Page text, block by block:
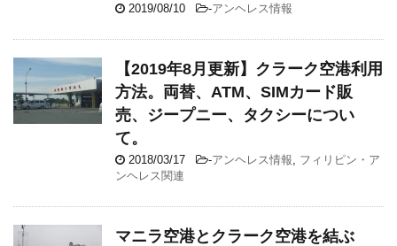
2019/08/10 -アンヘレス情報
【2019年8月更新】クラーク空港利用
方法。両替、ATM、SIMカード販
売、ジープニー、タクシーについ
て。
2018/03/17 -アンヘレス情報
フィリピン・ア
ンヘレス関連
マニラ空港とクラーク空港を結ぶ